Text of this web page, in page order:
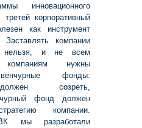
инновационного
корпоративный
как инструмент
Заставлять компании
нельзя, и не всем
компаниям нужны
фонды:
созреть,
фонд должен
компании.
мы разработали